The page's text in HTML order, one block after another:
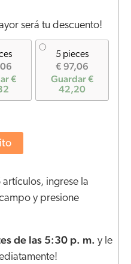
será tu descuento!
€
5 pieces
€ 97,06
Guardar €
42,20
ingrese la
y presione
de las 5:30 p. m. y le